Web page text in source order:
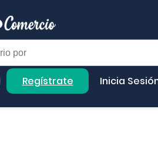
Regístrate Inicia